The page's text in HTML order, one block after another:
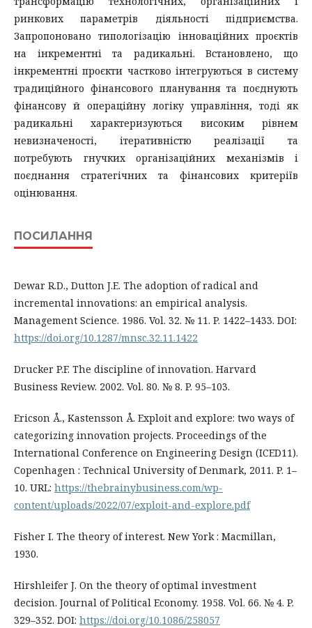
ринкових параметрів діяльності підприємства.
Запропоновано типологізацію інноваційних проєктів
на інкрементні та радикальні. Встановлено, що
інкрементні проєкти частково інтегруються в систему
традиційного фінансового планування та поєднують
фінансову й операційну логіку управління, тоді як
радикальні характеризуються високим рівнем
невизначеності, ітеративністю реалізації та
потребують гнучких організаційних механізмів і
поєднання стратегічних та фінансових критеріїв
оцінювання.
ПОСИЛАННЯ
Dewar R.D., Dutton J.E. The adoption of radical and
incremental innovations: an empirical analysis.
Management Science. 1986. Vol. 32. № 11. P. 1422–1433. DOI:
https://doi.org/10.1287/mnsc.32.11.1422
Drucker P.F. The discipline of innovation. Harvard
Business Review. 2002. Vol. 80. № 8. P. 95–103.
Ericson Å., Kastensson Å. Exploit and explore: two ways of
categorizing innovation projects. Proceedings of the
International Conference on Engineering Design (ICED11).
Copenhagen : Technical University of Denmark, 2011. P. 1–
10. URL: https://thebrainybusiness.com/wp-
content/uploads/2022/07/exploit-and-explore.pdf
Fisher I. The theory of interest. New York : Macmillan,
1930.
Hirshleifer J. On the theory of optimal investment
decision. Journal of Political Economy. 1958. Vol. 66. № 4. P.
329–352. DOI: https://doi.org/10.1086/258057